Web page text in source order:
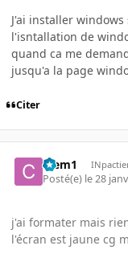
J'ai installer
l'isntallation de
quand ca me
jusqu'a la page
Citer
Clem1
Posté(e) le 28
j'ai formater mais
l'écran est jaune cg